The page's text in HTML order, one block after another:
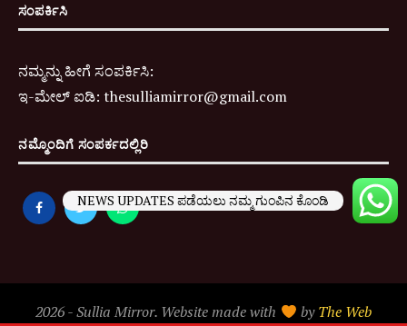
ಸಂಪರ್ಕಿಸಿ
ನಮ್ಮನ್ನು ಹೀಗೆ ಸಂಪರ್ಕಿಸಿ:
ಇ-ಮೇಲ್ ಐಡಿ: thesulliamirror@gmail.com
ನಮ್ಮೊಂದಿಗೆ ಸಂಪರ್ಕದಲ್ಲಿರಿ
2026 - Sullia Mirror. Website made with byThe Web
NEWS UPDATES ಪಡೆಯಲು ನಮ್ಮ ಗುಂಪಿನ ಕೊಂಡಿ